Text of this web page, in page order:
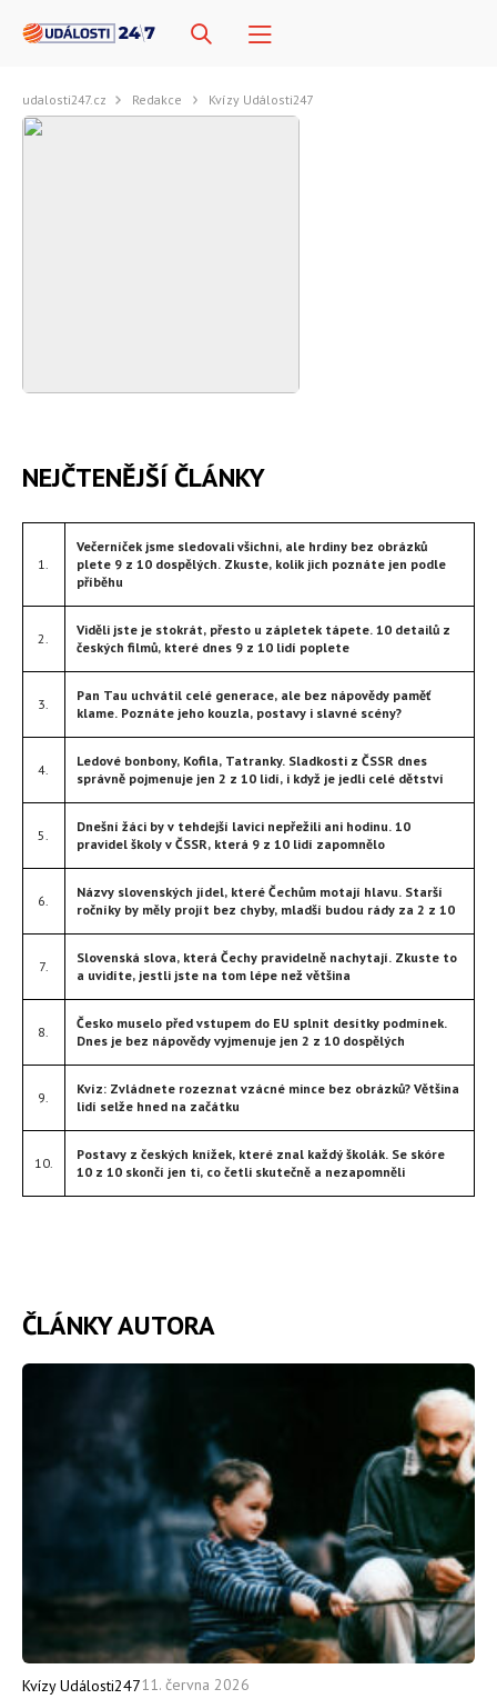
udalosti247.cz Redakce Kvízy Události247
NEJČTENĚJŠÍ ČLÁNKY
1.
Večerníček jsme sledovali všichni, ale hrdiny bez obrázků
plete 9 z 10 dospělých. Zkuste, kolik jich poznáte jen podle
příběhu
2.
Viděli jste je stokrát, přesto u zápletek tápete. 10 detailů z
českých filmů, které dnes 9 z 10 lidí poplete
3.
Pan Tau uchvátil celé generace, ale bez nápovědy paměť
klame. Poznáte jeho kouzla, postavy i slavné scény?
4.
Ledové bonbony, Kofila, Tatranky. Sladkosti z ČSSR dnes
správně pojmenuje jen 2 z 10 lidí, i když je jedli celé dětství
5.
Dnešní žáci by v tehdejší lavici nepřežili ani hodinu. 10
pravidel školy v ČSSR, která 9 z 10 lidí zapomnělo
6.
Názvy slovenských jídel, které Čechům motají hlavu. Starší
ročníky by měly projít bez chyby, mladší budou rády za 2 z 10
7.
Slovenská slova, která Čechy pravidelně nachytají. Zkuste to
a uvidíte, jestli jste na tom lépe než většina
8.
Česko muselo před vstupem do EU splnit desítky podmínek.
Dnes je bez nápovědy vyjmenuje jen 2 z 10 dospělých
9.
Kvíz: Zvládnete rozeznat vzácné mince bez obrázků? Většina
lidí selže hned na začátku
10.
Postavy z českých knížek, které znal každý školák. Se skóre
10 z 10 skončí jen ti, co četli skutečně a nezapomněli
ČLÁNKY AUTORA
Kvízy Události24711. června 2026